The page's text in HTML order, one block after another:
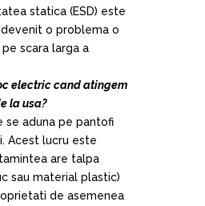
statica (ESD) este
o problema o
scara larga a
electric cand atingem
la usa?
se aduna pe pantofi
Acest lucru este
are talpa
sau material plastic)
de asemenea